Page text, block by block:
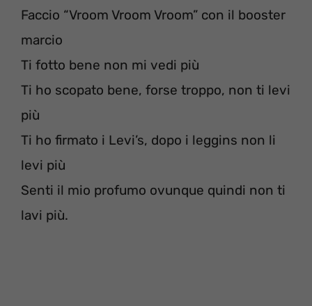
Faccio “Vroom Vroom Vroom” con il booster
marcio
Ti fotto bene non mi vedi più
Ti ho scopato bene, forse troppo, non ti levi
più
Ti ho firmato i Levi’s, dopo i leggins non li
levi più
Senti il mio profumo ovunque quindi non ti
lavi più.